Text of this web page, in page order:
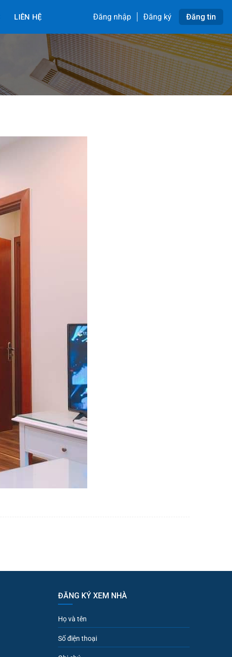
LIÊN HỆ Đăng nhập Đăng ký Đăng tin
ĐĂNG KÝ XEM NHÀ